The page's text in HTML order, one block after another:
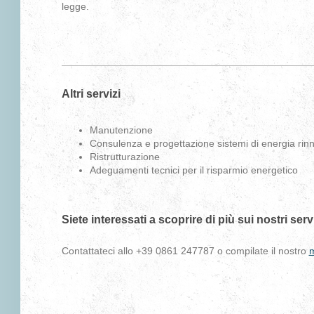
legge.
Altri servizi
Manutenzione
Consulenza e progettazione sistemi di energia
Ristrutturazione
Adeguamenti tecnici per il risparmio energetico
Siete interessati a scoprire di più sui nostri
Contattateci allo +39 0861 247787 o compilate il nostro